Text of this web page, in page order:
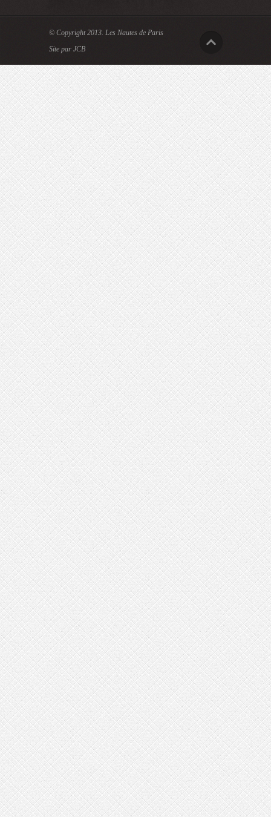
© Copyright 2013. Les Nautes de Paris
Site par JCB